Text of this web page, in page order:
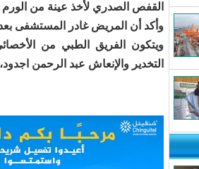
القفص الصدري لأخذ عينة من الورم
وأكد أن المريض غادر المستشفى بعد 48 من إجراء
ويتكون الفريق الطبي من
التخدير والإنعاش عبد الرحمن